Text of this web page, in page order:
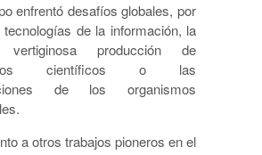
enfrentó desafíos globales, por
de la información, la
producción de
científicos o las
de los organismos
a otros trabajos pioneros en el